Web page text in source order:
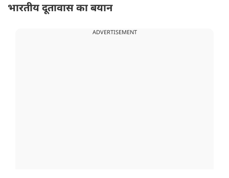
भारतीय दूतावास का बयान
ADVERTISEMENT